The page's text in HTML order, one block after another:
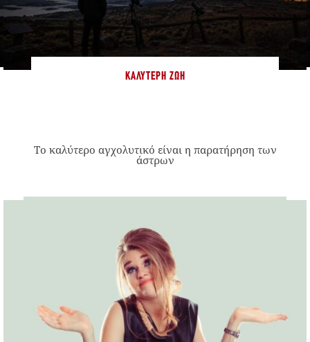
ΚΑΛΎΤΕΡΗ ΖΩΉ
Το καλύτερο αγχολυτικό είναι η παρατήρηση των
άστρων